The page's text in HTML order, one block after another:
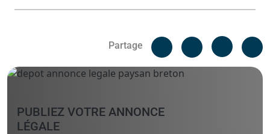
Partage
Facebook
Linked
PUBLIEZ VOTRE ANNONCE
LÉGALE